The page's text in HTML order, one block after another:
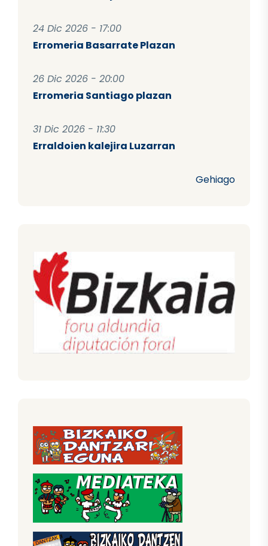
24 Dic 2026 - 17:00
Erromeria Basarrate Plazan
26 Dic 2026 - 20:00
Erromeria Santiago plazan
31 Dic 2026 - 11:30
Erraldoien kalejira Luzarran
Gehiago